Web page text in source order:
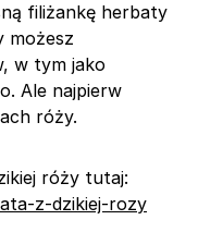
filiżankę herbaty
możesz
w tym jako
Ale najpierw
róży.
róży tutaj:
z-dzikiej-rozy